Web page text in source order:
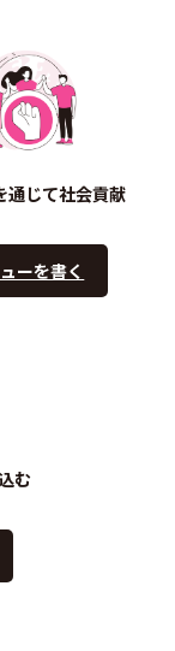
通じて社会貢献
ーを書く
む